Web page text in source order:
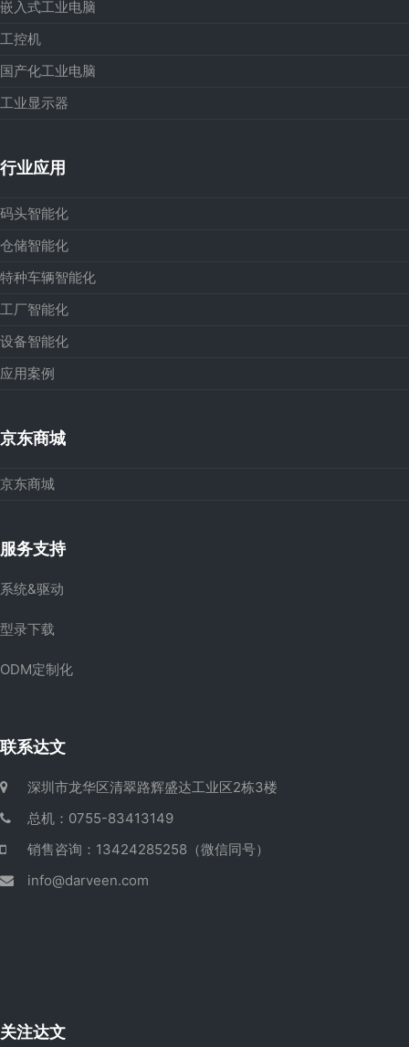
嵌入式工业电脑
工控机
国产化工业电脑
工业显示器
行业应用
码头智能化
仓储智能化
特种车辆智能化
工厂智能化
设备智能化
应用案例
京东商城
京东商城
服务支持
系统&驱动
型录下载
ODM定制化
联系达文
深圳市龙华区清翠路辉盛达工业区2栋3楼
总机：0755-83413149
销售咨询：13424285258（微信同号）
info@darveen.com
关注达文